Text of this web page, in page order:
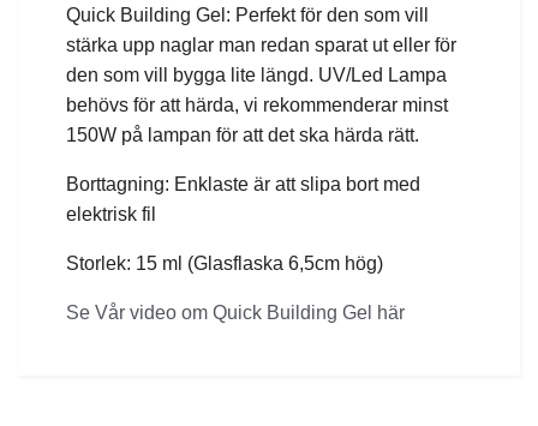
Quick Building Gel: Perfekt för den som vill
stärka upp naglar man redan sparat ut eller för
den som vill bygga lite längd. UV/Led Lampa
behövs för att härda, vi rekommenderar minst
150W på lampan för att det ska härda rätt.
Borttagning: Enklaste är att slipa bort med
elektrisk fil
Storlek: 15 ml (Glasflaska 6,5cm hög)
Se Vår video om Quick Building Gel här